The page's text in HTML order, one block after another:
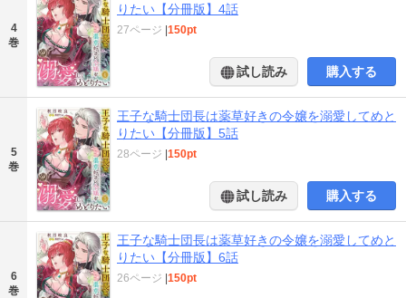
4
巻
りたい【分冊版】4話
27ページ |150pt
試し読み 購入する
5
巻
王子な騎士団長は薬草好きの令嬢を溺愛してめと
りたい【分冊版】5話
28ページ |150pt
試し読み 購入する
6
巻
王子な騎士団長は薬草好きの令嬢を溺愛してめと
りたい【分冊版】6話
26ページ |150pt